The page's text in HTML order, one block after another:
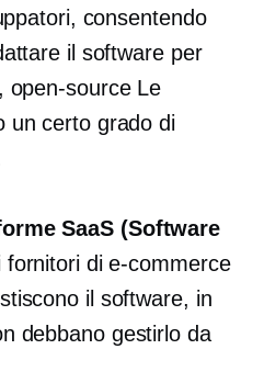
consentendo
il software per
open-sourceLe
un certo grado di
SaaS (Software
fornitori di e-commerce
il software, in
debbano gestirlo da